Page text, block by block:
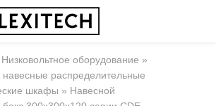
Низковольтное оборудование »
навесные распределительные
шкафы » Навесной